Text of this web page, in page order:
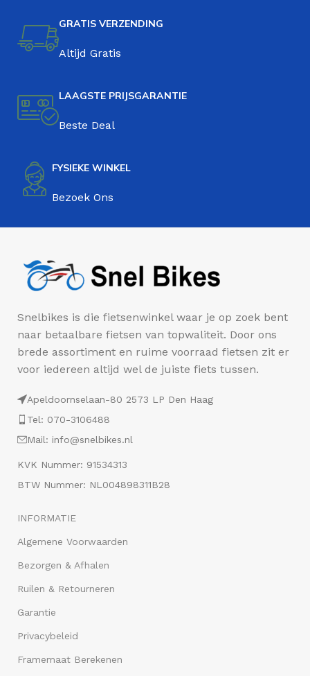
GRATIS VERZENDING
Altijd Gratis
LAAGSTE PRIJSGARANTIE
Beste Deal
FYSIEKE WINKEL
Bezoek Ons
Snelbikes is die fietsenwinkel waar je op zoek bent
naar betaalbare fietsen van topwaliteit. Door ons
brede assortiment en ruime voorraad fietsen zit er
voor iedereen altijd wel de juiste fiets tussen.
Apeldoornselaan-80 2573 LP Den Haag
Tel: 070-3106488
Mail: info@snelbikes.nl
KVK Nummer: 91534313
BTW Nummer: NL004898311B28
INFORMATIE
Algemene Voorwaarden
Bezorgen & Afhalen
Ruilen & Retourneren
Garantie
Privacybeleid
Framemaat Berekenen